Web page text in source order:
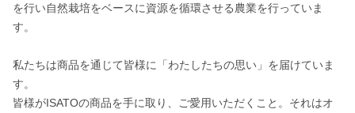
を行い自然栽培をベースに資源を循環させる農業を行っていま
す。
私たちは商品を通じて皆様に「わたしたちの思い」を届けていま
す。
皆様がISATOの商品を手に取り、ご愛用いただくこと。それはオ